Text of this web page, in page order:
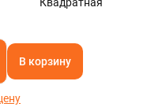
В корзину